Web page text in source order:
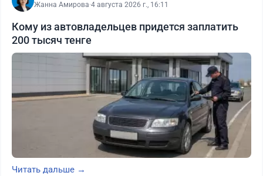
Жанна Амирова·4 августа 2026 г., 16:11
Кому из автовладельцев придется заплатить
200 тысяч тенге
Читать дальше →